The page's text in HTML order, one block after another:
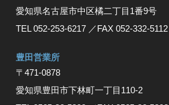
愛知県名古屋市中区橘二丁目1番9号
TEL 052-253-6217 ／FAX 052-332-5112
豊⽥営業所
〒471-0878
愛知県豊⽥市下林町⼀丁⽬110-2